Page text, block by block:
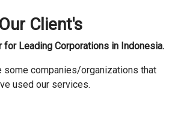
Our Client's
for Leading Corporations in Indonesia.
some companies/organizations that
used our services.